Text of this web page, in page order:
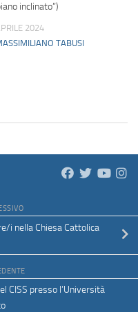
inclinato”)
2024
TABUSI
i nella Chiesa Cattolica
CISS presso l’Università